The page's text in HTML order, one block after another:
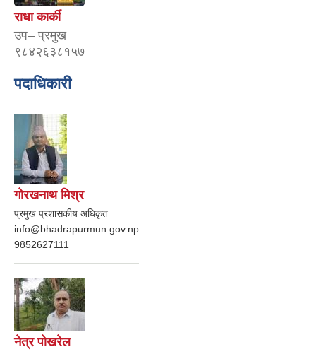
राधा कार्की
उप– प्रमुख
९८४२६३८१५७
पदाधिकारी
गोरखनाथ मिश्र
प्रमुख प्रशासकीय अधिकृत
info@bhadrapurmun.gov.np
9852627111
नेत्र पोखरेल